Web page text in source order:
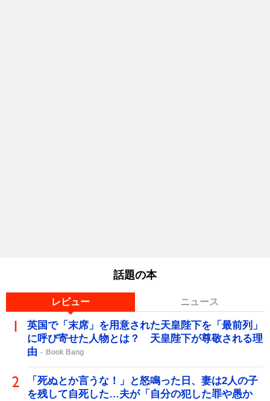
話題の本
レビュー ニュース
英国で「末席」を用意された天皇陛下を「最前列」
に呼び寄せた人物とは？ 天皇陛下が尊敬される理
由
Book Bang
「死ぬとか言うな！」と怒鳴った日、妻は2人の子
を残して自死した…夫が「自分の犯した罪や愚か